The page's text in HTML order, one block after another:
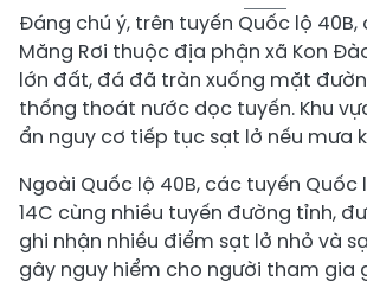
Đáng chú ý, trên tuyến Quốc lộ
Măng Rơi thuộc địa phận xã Kon
lớn đất, đá đã tràn xuống mặt
thống thoát nước dọc tuyến. Khu
ẩn nguy cơ tiếp tục sạt lở nếu mưa
Ngoài Quốc lộ 40B, các tuyến Quốc
14C cùng nhiều tuyến đường tỉnh,
ghi nhận nhiều điểm sạt lở nhỏ và
gây nguy hiểm cho người tham gia